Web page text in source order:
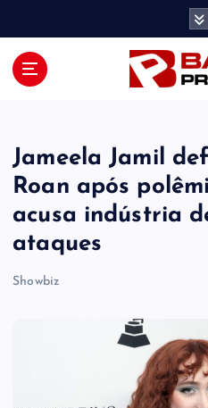
Jameela Jamil
Roan após
acusa indústria
ataques
Showbiz